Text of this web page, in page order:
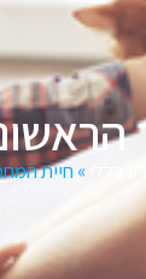
כללי » חיית